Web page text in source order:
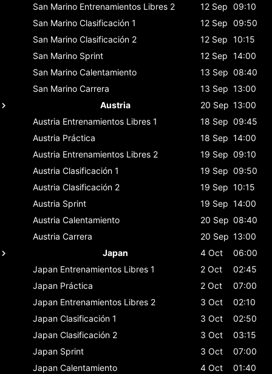
San Marino Entrenamientos Libres 2 12 Sep 09:10
San Marino Clasificación 1 12 Sep 09:50
San Marino Clasificación 2 12 Sep 10:15
San Marino Sprint 12 Sep 14:00
San Marino Calentamiento 13 Sep 08:40
San Marino Carrera 13 Sep 13:00
Austria
20 Sep 13:00
Austria Entrenamientos Libres 1 18 Sep 09:45
Austria Práctica 18 Sep 14:00
Austria Entrenamientos Libres 2 19 Sep 09:10
Austria Clasificación 1 19 Sep 09:50
Austria Clasificación 2 19 Sep 10:15
Austria Sprint 19 Sep 14:00
Austria Calentamiento 20 Sep 08:40
Austria Carrera 20 Sep 13:00
Japan
4 Oct
06:00
Japan Entrenamientos Libres 1 2 Oct
02:45
Japan Práctica 2 Oct
07:00
Japan Entrenamientos Libres 2 3 Oct
02:10
Japan Clasificación 1 3 Oct
02:50
Japan Clasificación 2 3 Oct
03:15
Japan Sprint 3 Oct
07:00
Japan Calentamiento 4 Oct
01:40